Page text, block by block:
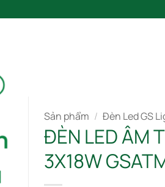
Sản phẩm / Đèn Led GS
ĐÈN LED ÂM
3X18W